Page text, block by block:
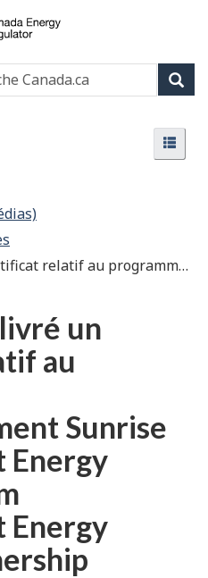
Passer
au
contenu
principal
Version
HTML
simplifiée
de Westcoast Energy GP Inc. au nom de Westcoast Energy Limited Partnership
un
au
Sunrise
Energy
Energy